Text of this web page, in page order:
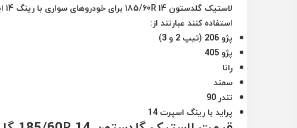
لاستیک گلدستون 185/60R 14 برای خودروهای سواری با رینگ 14 اینچ
استفاده کنند عبارتند از:
پژو 206 (تیپ 2 و 3)
پژو 405
رانا
سمند
تندر 90
پراید با رینگ اسپرت 14